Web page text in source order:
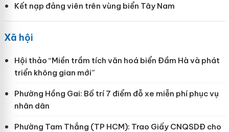
Kết nạp đảng viên trên vùng biển Tây Nam
Xã hội
Hội thảo “Miền trầm tích văn hoá biển Đầm Hà và phát
triển không gian mới”
Phường Hồng Gai: Bố trí 7 điểm đỗ xe miễn phí phục vụ
nhân dân
Phường Tam Thắng (TP HCM): Trao Giấy CNQSDĐ cho